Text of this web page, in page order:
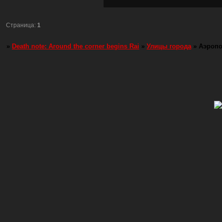
Страница:1
» Death note: Around the corner begins Rai » Улицы города »